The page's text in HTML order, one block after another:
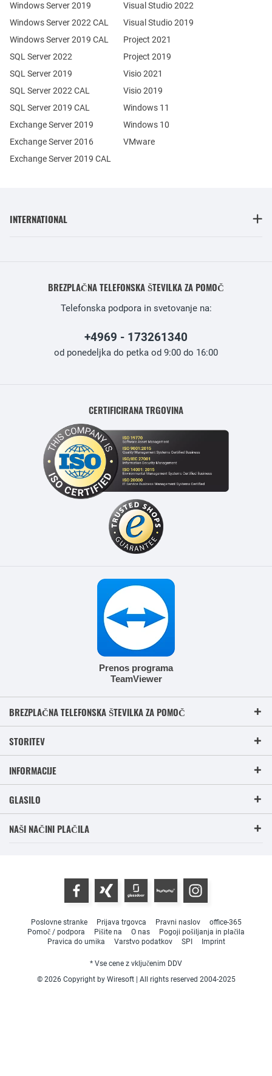
Windows Server 2019
Exchange Server 2019
Exchange Server 2016
SQL Server 2022
SQL Server 2019
Windows Server 2022 CAL
Windows Server 2019 CAL
SQL Server 2022 CAL
SQL Server 2019 CAL
Exchange Server 2019 CAL
Visual Studio 2022
Visual Studio 2019
Project 2021
Project 2019
Visio 2021
Visio 2019
Windows 11
Windows 10
VMware
INTERNATIONAL
BREZPLAČNA TELEFONSKA ŠTEVILKA ZA POMOČ
Telefonska podpora in svetovanje na:
+4969 - 173261340
od ponedeljka do petka od 9:00 do 16:00
CERTIFICIRANA TRGOVINA
Prenos programa
TeamViewer
BREZPLAČNA TELEFONSKA ŠTEVILKA ZA POMOČ
STORITEV
INFORMACIJE
GLASILO
NAŠI NAČINI PLAČILA
Poslovne stranke Prijava trgovca Pravni naslov
office-365
Pomoč / podpora
Pišite na O nas
Pogoji pošiljanja in plačila
Pravica do umika
Varstvo podatkov SPI Imprint
* Vse cene z vključenim DDV
© 2026 Copyright by Wiresoft | All rights reserved 2004-2025